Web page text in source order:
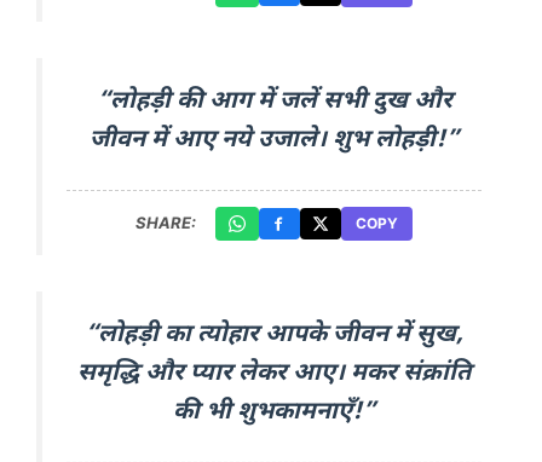
“लोहड़ी की आग में जलें सभी दुख और
जीवन में आए नये उजाले। शुभ लोहड़ी!”
SHARE: COPY
“लोहड़ी का त्योहार आपके जीवन में सुख,
समृद्धि और प्यार लेकर आए। मकर संक्रांति
की भी शुभकामनाएँ!”